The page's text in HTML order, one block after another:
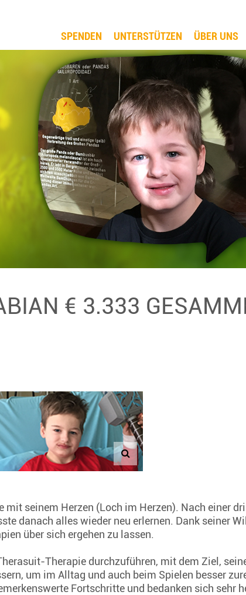
SPENDEN UNTERSTÜTZEN ÜBER UNS
€ 3.333
mit seinem Herzen (Loch im Herzen). Nach einer
danach alles wieder neu erlernen. Dank seiner
über sich ergehen zu lassen.
Therapie durchzuführen, mit dem Ziel,
um im Alltag und auch beim Spielen besser
Fortschritte und bedanken sich sehr